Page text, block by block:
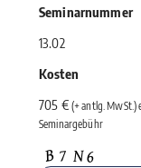
Seminarnummer
13.02
Kosten
705 € (+ antlg. MwSt.)
Seminargebühr